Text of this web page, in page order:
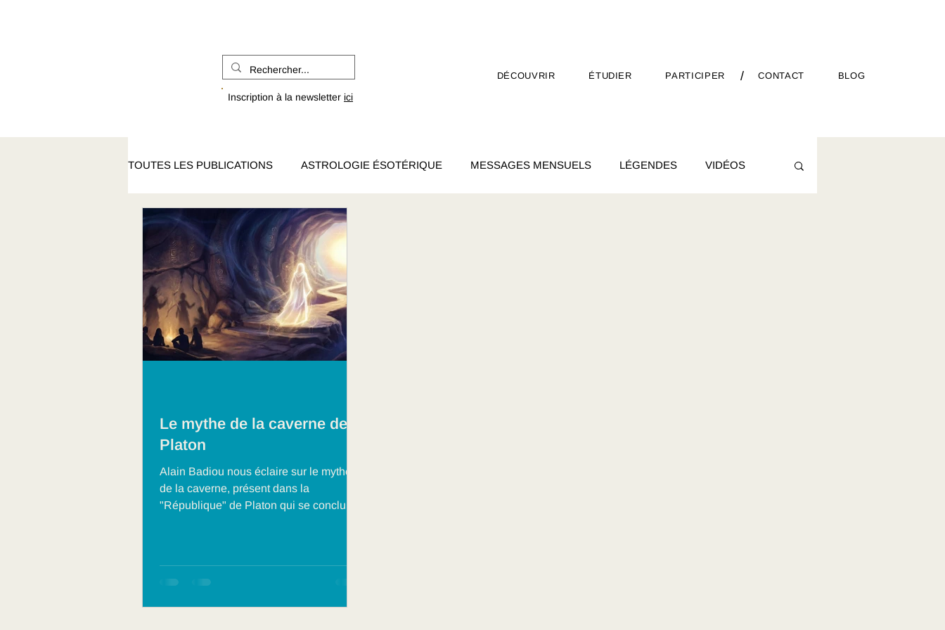
Inscription à la newsletter ici
/
DÉCOUVRIR ÉTUDIER PARTICIPER CONTACT BLOG
TOUTES LES PUBLICATIONS ASTROLOGIE ÉSOTÉRIQUE MESSAGES MENSUELS LÉGENDES VIDÉOS
INSPIRATION
Le mythe de la caverne de
Platon
Alain Badiou nous éclaire sur le mythe
de la caverne, présent dans la
"République" de Platon qui se conclu
c'est une conclusion qui nous rappelle à
la fois la notion de service, la